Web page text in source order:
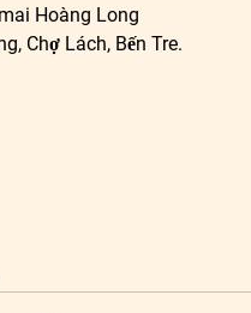
Hoàng Long
Chợ Lách, Bến Tre.